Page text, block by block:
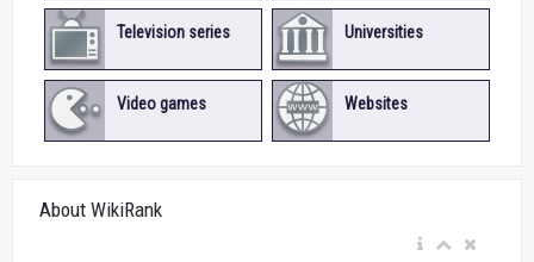
Television series Universities
Video games Websites
About WikiRank